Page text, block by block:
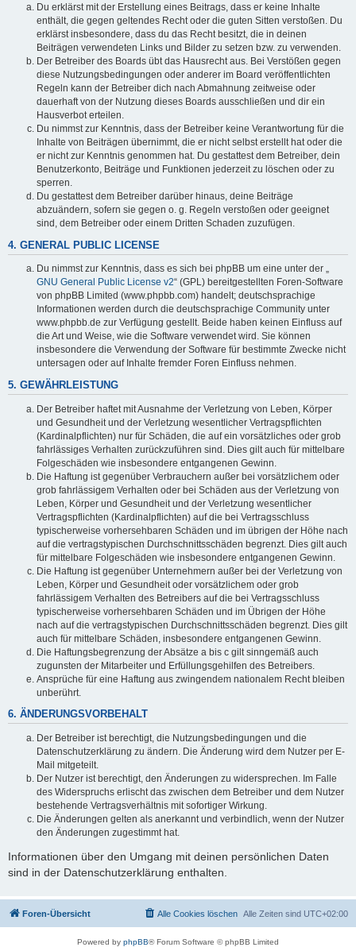
Du erklärst mit der Erstellung eines Beitrags, dass er keine Inhalte
enthält, die gegen geltendes Recht oder die guten Sitten verstoßen. Du
erklärst insbesondere, dass du das Recht besitzt, die in deinen
Beiträgen verwendeten Links und Bilder zu setzen bzw. zu verwenden.
Der Betreiber des Boards übt das Hausrecht aus. Bei Verstößen gegen
diese Nutzungsbedingungen oder anderer im Board veröffentlichten
Regeln kann der Betreiber dich nach Abmahnung zeitweise oder
dauerhaft von der Nutzung dieses Boards ausschließen und dir ein
Hausverbot erteilen.
Du nimmst zur Kenntnis, dass der Betreiber keine Verantwortung für die
Inhalte von Beiträgen übernimmt, die er nicht selbst erstellt hat oder die
er nicht zur Kenntnis genommen hat. Du gestattest dem Betreiber, dein
Benutzerkonto, Beiträge und Funktionen jederzeit zu löschen oder zu
sperren.
Du gestattest dem Betreiber darüber hinaus, deine Beiträge
abzuändern, sofern sie gegen o. g. Regeln verstoßen oder geeignet
sind, dem Betreiber oder einem Dritten Schaden zuzufügen.
4. GENERAL PUBLIC LICENSE
Du nimmst zur Kenntnis, dass es sich bei phpBB um eine unter der „
GNU General Public License v2“ (GPL) bereitgestellten Foren-Software
von phpBB Limited (www.phpbb.com) handelt; deutschsprachige
Informationen werden durch die deutschsprachige Community unter
www.phpbb.de zur Verfügung gestellt. Beide haben keinen Einfluss auf
die Art und Weise, wie die Software verwendet wird. Sie können
insbesondere die Verwendung der Software für bestimmte Zwecke nicht
untersagen oder auf Inhalte fremder Foren Einfluss nehmen.
5. GEWÄHRLEISTUNG
Der Betreiber haftet mit Ausnahme der Verletzung von Leben, Körper
und Gesundheit und der Verletzung wesentlicher Vertragspflichten
(Kardinalpflichten) nur für Schäden, die auf ein vorsätzliches oder grob
fahrlässiges Verhalten zurückzuführen sind. Dies gilt auch für mittelbare
Folgeschäden wie insbesondere entgangenen Gewinn.
Die Haftung ist gegenüber Verbrauchern außer bei vorsätzlichem oder
grob fahrlässigem Verhalten oder bei Schäden aus der Verletzung von
Leben, Körper und Gesundheit und der Verletzung wesentlicher
Vertragspflichten (Kardinalpflichten) auf die bei Vertragsschluss
typischerweise vorhersehbaren Schäden und im übrigen der Höhe nach
auf die vertragstypischen Durchschnittsschäden begrenzt. Dies gilt auch
für mittelbare Folgeschäden wie insbesondere entgangenen Gewinn.
Die Haftung ist gegenüber Unternehmern außer bei der Verletzung von
Leben, Körper und Gesundheit oder vorsätzlichem oder grob
fahrlässigem Verhalten des Betreibers auf die bei Vertragsschluss
typischerweise vorhersehbaren Schäden und im Übrigen der Höhe
nach auf die vertragstypischen Durchschnittsschäden begrenzt. Dies gilt
auch für mittelbare Schäden, insbesondere entgangenen Gewinn.
Die Haftungsbegrenzung der Absätze a bis c gilt sinngemäß auch
zugunsten der Mitarbeiter und Erfüllungsgehilfen des Betreibers.
Ansprüche für eine Haftung aus zwingendem nationalem Recht bleiben
unberührt.
6. ÄNDERUNGSVORBEHALT
Der Betreiber ist berechtigt, die Nutzungsbedingungen und die
Datenschutzerklärung zu ändern. Die Änderung wird dem Nutzer per E-
Mail mitgeteilt.
Der Nutzer ist berechtigt, den Änderungen zu widersprechen. Im Falle
des Widerspruchs erlischt das zwischen dem Betreiber und dem Nutzer
bestehende Vertragsverhältnis mit sofortiger Wirkung.
Die Änderungen gelten als anerkannt und verbindlich, wenn der Nutzer
den Änderungen zugestimmt hat.
Informationen über den Umgang mit deinen persönlichen Daten
sind in der Datenschutzerklärung enthalten.
Foren-Übersicht Alle Zeiten sind UTC+02:00
Alle Cookies löschen
Powered by phpBB® Forum Software © phpBB Limited